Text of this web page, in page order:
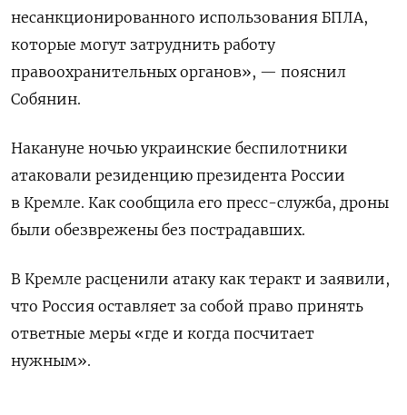
несанкционированного использования БПЛА,
которые могут затруднить работу
правоохранительных органов», — пояснил
Собянин.
Накануне ночью украинские беспилотники
атаковали резиденцию президента России
в Кремле. Как сообщила его пресс-служба, дроны
были обезврежены без пострадавших.
В Кремле расценили атаку как теракт и заявили,
что Россия оставляет за собой право принять
ответные меры «где и когда посчитает
нужным».